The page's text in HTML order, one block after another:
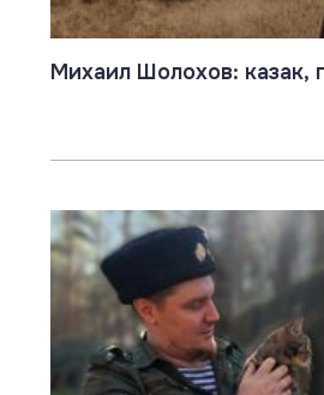
Михаил Шолохов: казак,